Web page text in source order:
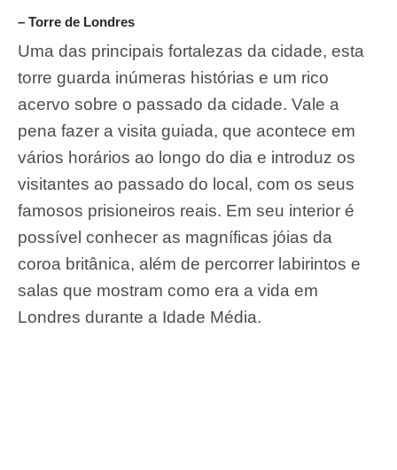
– Torre de Londres
Uma das principais fortalezas da cidade, esta
torre guarda inúmeras histórias e um rico
acervo sobre o passado da cidade. Vale a
pena fazer a visita guiada, que acontece em
vários horários ao longo do dia e introduz os
visitantes ao passado do local, com os seus
famosos prisioneiros reais. Em seu interior é
possível conhecer as magníficas jóias da
coroa britânica, além de percorrer labirintos e
salas que mostram como era a vida em
Londres durante a Idade Média.